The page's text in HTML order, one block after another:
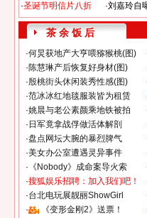
·圣诞节明信片八折
·刘嘉玲自
茶 余 饭 后
·何炅获地产大亨喂猕猴桃(图)
·陈慧琳产后恢复好身材(图)
·殷桃街头休闲装秀性感(图)
·范冰冰红地毯服装皆为租赁
·姚晨与老公素颜乘地铁被拍
· 日军竟拿战俘做活体解剖
·盘点网坛大腕的暴烈脾气
·美女办公室遭遇灵异事件
· 《Nobody》成命案导火索
·搜狐娱乐招聘：加入我们吧！
·台北电玩展靓丽ShowGirl
·
《变形金刚2》送票！